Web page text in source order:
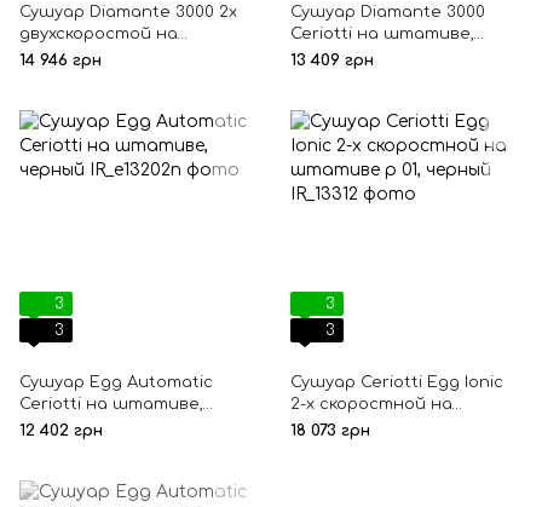
Сушуар Diamante 3000 2х
двухскоростой на
штативе
14 946 грн
Сушуар Diamante 3000
Ceriotti на штативе,
черный
13 409 грн
3
3
Сушуар Egg Automatic
Ceriotti на штативе,
черный
12 402 грн
3
3
Сушуар Ceriotti Egg Ionic
2-х скоростной на
штативе p 01, черный
18 073 грн